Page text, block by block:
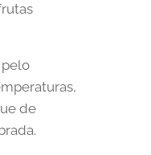
de